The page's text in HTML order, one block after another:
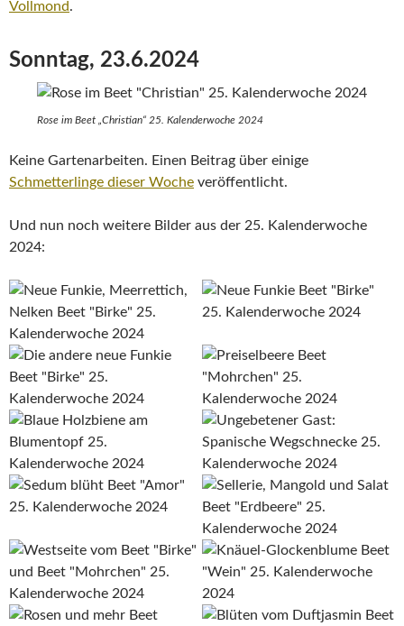
Vollmond.
Sonntag, 23.6.2024
Rose im Beet „Christian“ 25. Kalenderwoche 2024
Keine Gartenarbeiten. Einen Beitrag über einige
Schmetterlinge dieser Woche veröffentlicht.
Und nun noch weitere Bilder aus der 25. Kalenderwoche
2024: